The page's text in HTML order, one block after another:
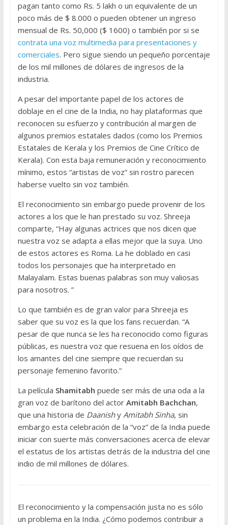
pagan tanto como Rs. 5 lakh o un equivalente de un
poco más de $ 8.000 o pueden obtener un ingreso
mensual de Rs. 50,000 ($ 1600) o también por si se
contrata una voz multimedia para presentaciones y
comerciales. Pero sigue siendo un pequeño porcentaje
de los mil millones de dólares de ingresos de la
industria.
A pesar del importante papel de los actores de
doblaje en el cine de la India, no hay plataformas que
reconocen su esfuerzo y contribución al margen de
algunos premios estatales dados (como los Premios
Estatales de Kerala y los Premios de Cine Crítico de
Kerala). Con esta baja remuneración y reconocimiento
mínimo, estos “artistas de voz” sin rostro parecen
haberse vuelto sin voz también.
El reconocimiento sin embargo puede provenir de los
actores a los que le han prestado su voz. Shreeja
comparte, “Hay algunas actrices que nos dicen que
nuestra voz se adapta a ellas mejor que la suya. Uno
de estos actores es Roma. La he doblado en casi
todos los personajes que ha interpretado en
Malayalam. Estas buenas palabras son muy valiosas
para nosotros. ”
Lo que también es de gran valor para Shreeja es
saber que su voz es la que los fans recuerdan. “A
pesar de que nunca se les ha reconocido como figuras
públicas, es nuestra voz que resuena en los oídos de
los amantes del cine siempre que recuerdan su
personaje femenino favorito.”
La película Shamitabh puede ser más de una oda a la
gran voz de barítono del actor Amitabh Bachchan,
que una historia de Daanishy Amitabh Sinha, sin
embargo esta celebración de la “voz” de la India puede
iniciar con suerte más conversaciones acerca de elevar
el estatus de los artistas detrás de la industria del cine
indio de mil millones de dólares.
El reconocimiento y la compensación justa no es sólo
un problema en la India. ¿Cómo podemos contribuir a